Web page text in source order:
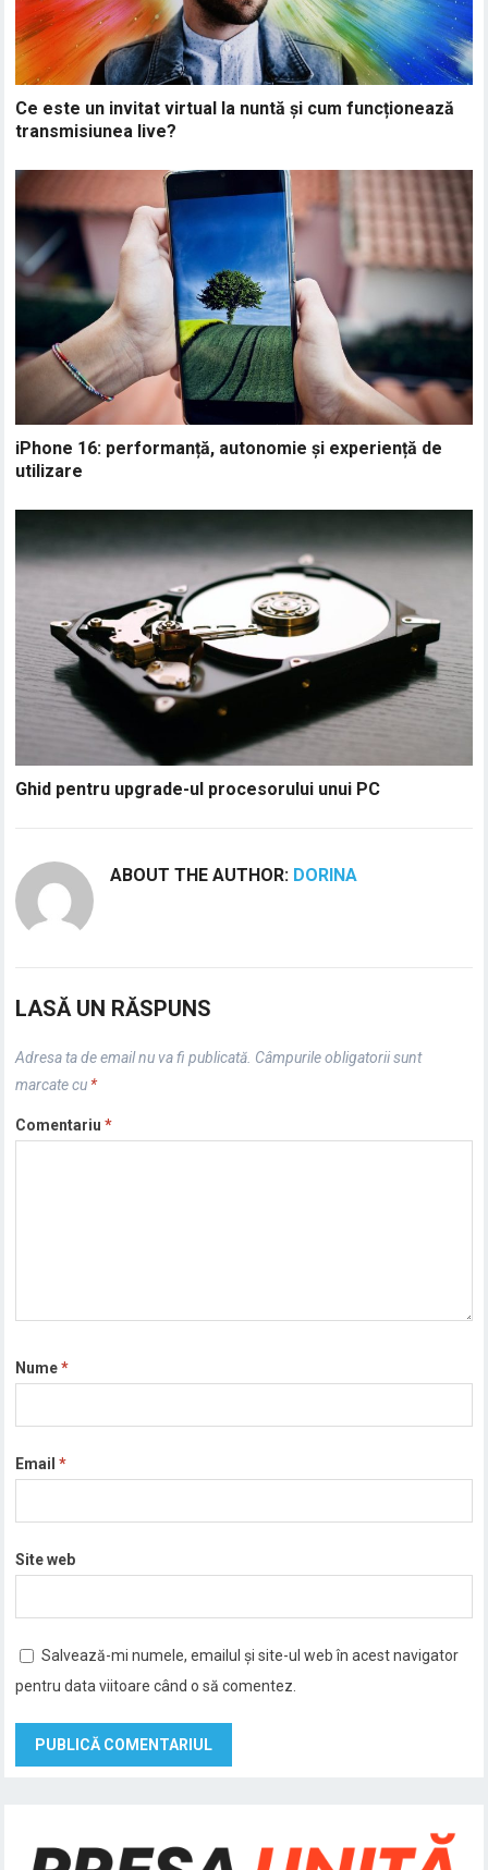
Ce este un invitat virtual la nuntă și cum funcționează
transmisiunea live?
iPhone 16: performanță, autonomie și experiență de
utilizare
Ghid pentru upgrade-ul procesorului unui PC
ABOUT THE AUTHOR: DORINA
LASĂ UN RĂSPUNS
Adresa ta de email nu va fi publicată. Câmpurile obligatorii sunt
marcate cu *
Comentariu*
Nume*
Email*
Site web
Salvează-mi numele, emailul și site-ul web în acest navigator
pentru data viitoare când o să comentez.